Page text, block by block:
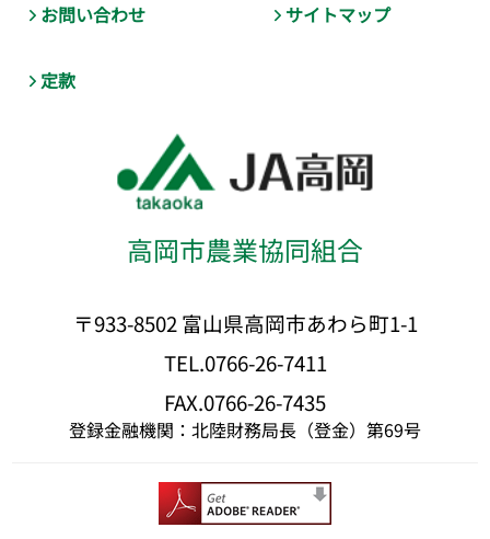
お問い合わせ
サイトマップ
定款
高岡市農業協同組合
〒933-8502 富山県高岡市あわら町1-1
TEL.0766-26-7411
FAX.0766-26-7435
登録金融機関：北陸財務局長（登金）第69号